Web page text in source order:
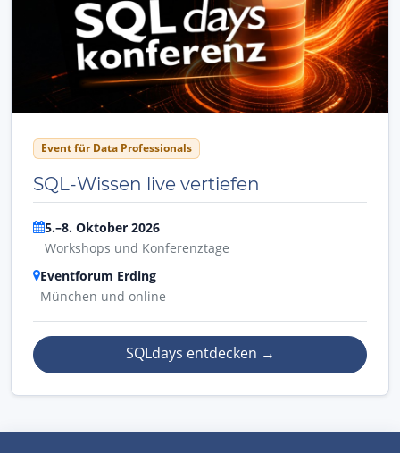
Event für Data Professionals
SQL-Wissen live vertiefen
5.–8. Oktober 2026
Workshops und Konferenztage
Eventforum Erding
München und online
SQLdays entdecken →